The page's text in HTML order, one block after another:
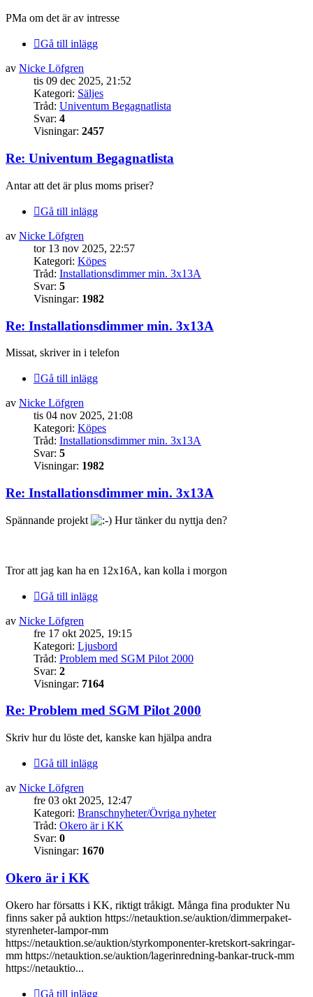
PMa om det är av intresse
Gå till inlägg
av Nicke Löfgren
tis 09 dec 2025, 21:52
Kategori: Säljes
Tråd: Univentum Begagnatlista
Svar: 4
Visningar: 2457
Re: Univentum Begagnatlista
Antar att det är plus moms priser?
Gå till inlägg
av Nicke Löfgren
tor 13 nov 2025, 22:57
Kategori: Köpes
Tråd: Installationsdimmer min. 3x13A
Svar: 5
Visningar: 1982
Re: Installationsdimmer min. 3x13A
Missat, skriver in i telefon
Gå till inlägg
av Nicke Löfgren
tis 04 nov 2025, 21:08
Kategori: Köpes
Tråd: Installationsdimmer min. 3x13A
Svar: 5
Visningar: 1982
Re: Installationsdimmer min. 3x13A
Spännande projekt Hur tänker du nyttja den?
Tror att jag kan ha en 12x16A, kan kolla i morgon
Gå till inlägg
av Nicke Löfgren
fre 17 okt 2025, 19:15
Kategori: Ljusbord
Tråd: Problem med SGM Pilot 2000
Svar: 2
Visningar: 7164
Re: Problem med SGM Pilot 2000
Skriv hur du löste det, kanske kan hjälpa andra
Gå till inlägg
av Nicke Löfgren
fre 03 okt 2025, 12:47
Kategori: Branschnyheter/Övriga nyheter
Tråd: Okero är i KK
Svar: 0
Visningar: 1670
Okero är i KK
Okero har försatts i KK, riktigt tråkigt. Många fina produkter Nu
finns saker på auktion https://netauktion.se/auktion/dimmerpaket-
styrenheter-lampor-mm
https://netauktion.se/auktion/styrkomponenter-kretskort-sakringar-
mm https://netauktion.se/auktion/lagerinredning-bankar-truck-mm
https://netauktio...
Gå till inlägg